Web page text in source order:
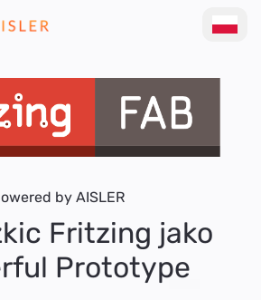
by AISLER
Fritzing jako
Prototype